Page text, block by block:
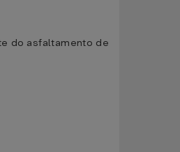
do asfaltamento de